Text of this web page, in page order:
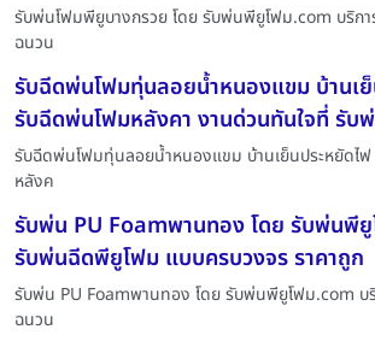
รับพ่นโฟมพียูบางกรวย โดย รับพ่นพียูโฟม.com บริก
ฉนวน
รับฉีดพ่นโฟมทุ่นลอยน้ำหนองแขม บ้านเ
รับฉีดพ่นโฟมหลังคา งานด่วนทันใจที่ รับ
รับฉีดพ่นโฟมทุ่นลอยน้ำหนองแขม บ้านเย็นประหยัดไ
หลังค
รับพ่น PU Foamพานทอง โดย รับพ่นพี
รับพ่นฉีดพียูโฟม แบบครบวงจร ราคาถูก
รับพ่น PU Foamพานทอง โดย รับพ่นพียูโฟม.com บ
ฉนวน